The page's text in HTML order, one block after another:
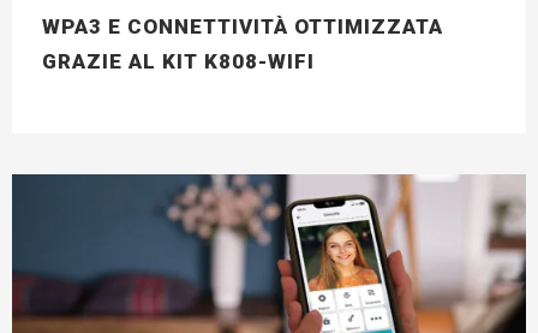
WPA3 E CONNETTIVITÀ OTTIMIZZATA
GRAZIE AL KIT K808-WIFI